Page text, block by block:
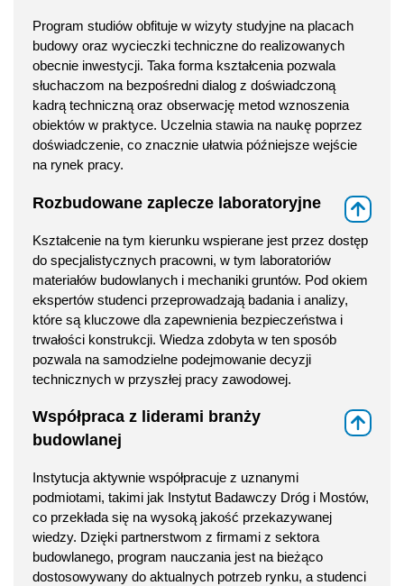
Program studiów obfituje w wizyty studyjne na placach
budowy oraz wycieczki techniczne do realizowanych
obecnie inwestycji. Taka forma kształcenia pozwala
słuchaczom na bezpośredni dialog z doświadczoną
kadrą techniczną oraz obserwację metod wznoszenia
obiektów w praktyce. Uczelnia stawia na naukę poprzez
doświadczenie, co znacznie ułatwia późniejsze wejście
na rynek pracy.
Rozbudowane zaplecze laboratoryjne
Kształcenie na tym kierunku wspierane jest przez dostęp
do specjalistycznych pracowni, w tym laboratoriów
materiałów budowlanych i mechaniki gruntów. Pod okiem
ekspertów studenci przeprowadzają badania i analizy,
które są kluczowe dla zapewnienia bezpieczeństwa i
trwałości konstrukcji. Wiedza zdobyta w ten sposób
pozwala na samodzielne podejmowanie decyzji
technicznych w przyszłej pracy zawodowej.
Współpraca z liderami branży
budowlanej
Instytucja aktywnie współpracuje z uznanymi
podmiotami, takimi jak Instytut Badawczy Dróg i Mostów,
co przekłada się na wysoką jakość przekazywanej
wiedzy. Dzięki partnerstwom z firmami z sektora
budowlanego, program nauczania jest na bieżąco
dostosowywany do aktualnych potrzeb rynku, a studenci